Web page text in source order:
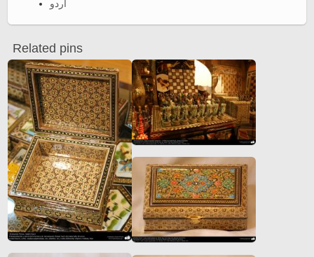
اردو
Related pins